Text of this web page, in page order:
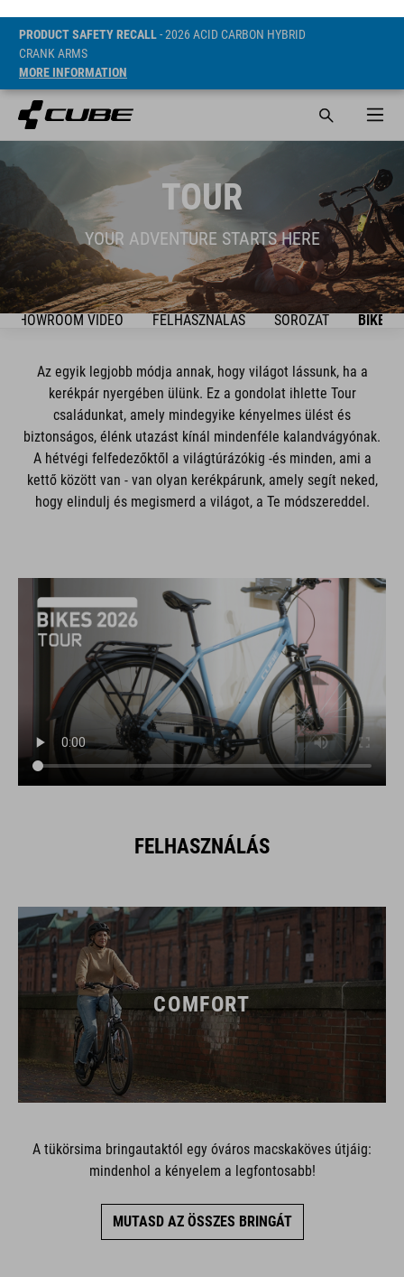
PRODUCT SAFETY RECALL- 2026 ACID CARBON HYBRID
CRANK ARMS
MORE INFORMATION
TOUR
YOUR ADVENTURE STARTS HERE
SHOWROOM VIDEO FELHASZNÁLÁS SOROZAT BIKES
Az egyik legjobb módja annak, hogy világot lássunk, ha a
kerékpár nyergében ülünk. Ez a gondolat ihlette Tour
családunkat, amely mindegyike kényelmes ülést és
biztonságos, élénk utazást kínál mindenféle kalandvágyónak.
A hétvégi felfedezőktől a világtúrázókig -és minden, ami a
kettő között van - van olyan kerékpárunk, amely segít neked,
hogy elindulj és megismerd a világot, a Te módszereddel.
FELHASZNÁLÁS
COMFORT
A tükörsima bringautaktól egy óváros macskaköves útjáig:
mindenhol a kényelem a legfontosabb!
MUTASD AZ ÖSSZES BRINGÁT